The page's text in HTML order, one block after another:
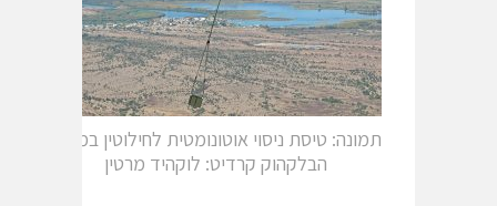
תמונה: טיסת ניסוי אוטונומטית לחילוטין במסוק
הבלקהוק קרדיט: לוקהיד מרטין